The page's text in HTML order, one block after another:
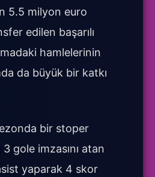
5.5 milyon euro
edilen başarılı
hamlelerinin
da büyük bir katkı
bir stoper
3 gole imzasını atan
yaparak 4 skor